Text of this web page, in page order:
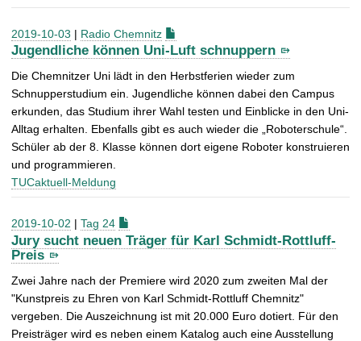
2019-10-03 | Radio Chemnitz
Jugendliche können Uni-Luft schnuppern
Die Chemnitzer Uni lädt in den Herbstferien wieder zum
Schnupperstudium ein. Jugendliche können dabei den Campus
erkunden, das Studium ihrer Wahl testen und Einblicke in den Uni-
Alltag erhalten. Ebenfalls gibt es auch wieder die „Roboterschule“.
Schüler ab der 8. Klasse können dort eigene Roboter konstruieren
und programmieren.
TUCaktuell-Meldung
2019-10-02 | Tag 24
Jury sucht neuen Träger für Karl Schmidt-Rottluff-
Preis
Zwei Jahre nach der Premiere wird 2020 zum zweiten Mal der
"Kunstpreis zu Ehren von Karl Schmidt-Rottluff Chemnitz"
vergeben. Die Auszeichnung ist mit 20.000 Euro dotiert. Für den
Preisträger wird es neben einem Katalog auch eine Ausstellung